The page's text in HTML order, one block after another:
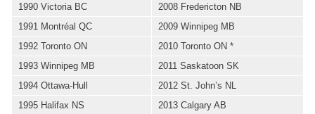
1990 Victoria BC
2008 Fredericton NB
1991 Montréal QC
2009 Winnipeg MB
1992 Toronto ON
2010 Toronto ON *
1993 Winnipeg MB
2011 Saskatoon SK
1994 Ottawa-Hull
2012 St. John’s NL
1995 Halifax NS
2013 Calgary AB